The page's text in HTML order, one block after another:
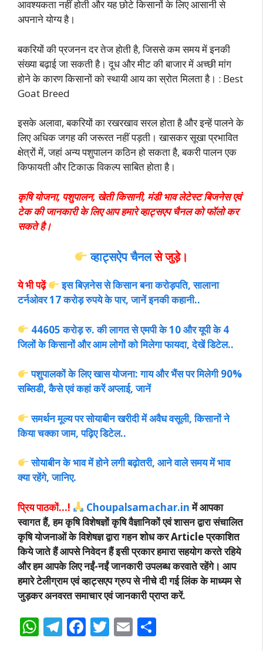
आवश्यकता नहीं होती और यह छोटे किसानों के लिए आसानी से
अपनाने योग्य है।
बकरियों की प्रजनन दर तेज होती है, जिससे कम समय में इनकी
संख्या बढ़ाई जा सकती है। दूध और मीट की बाजार में अच्छी मांग
होने के कारण किसानों को स्थायी आय का स्रोत मिलता है। : Best
Goat Breed
इसके अलावा, बकरियों का रखरखाव सरल होता है और इन्हें पालने के
लिए अधिक जगह की जरूरत नहीं पड़ती। खासकर सूखा प्रभावित
क्षेत्रों में, जहां अन्य पशुपालन कठिन हो सकता है, बकरी पालन एक
किफायती और टिकाऊ विकल्प साबित होता है।
कृषि योजना, पशुपालन, खेती किसानी, मंडी भाव लेटेस्ट बिजनेस एवं
टेक की जानकारी के लिए आप हमारे व्हाट्सएप चैनल को फॉलो कर
सकते है।
व्हाट्सऐप चैनलसे जुड़े।
ये भी पढ़ें
इस बिज़नेस से किसान बना करोड़पति, सालाना
टर्नओवर 17 करोड़ रुपये के पार, जानें इनकी कहानी..
44605 करोड़ रु. की लागत से एमपी के 10 और यूपी के 4
जिलों के किसानों और आम लोगों को मिलेगा फायदा, देखें डिटेल..
पशुपालकों के लिए खास योजना: गाय और भैंस पर मिलेगी 90%
सब्सिडी, कैसे एवं कहां करें अप्लाई, जानें
समर्थन मूल्य पर सोयाबीन खरीदी में अवैध वसूली, किसानों ने
किया चक्का जाम, पढ़िए डिटेल..
सोयाबीन के भाव में होने लगी बढ़ोतरी, आने वाले समय में भाव
क्या रहेंगे, जानिए.
प्रिय पाठकों…! Choupalsamachar.inमें आपका
स्वागत हैं, हम कृषि विशेषज्ञों कृषि वैज्ञानिकों एवं शासन द्वारा संचालित
कृषि योजनाओं के विशेषज्ञ द्वारा गहन शोध कर Article प्रकाशित
किये जाते हैं आपसे निवेदन हैं इसी प्रकार हमारा सहयोग करते रहिये
और हम आपके लिए नईं-नईं जानकारी उपलब्ध करवाते रहेंगे। आप
हमारे टेलीग्राम एवं व्हाट्सएप ग्रुप से नीचे दी गई लिंक के माध्यम से
जुड़कर अनवरत समाचार एवं जानकारी प्राप्त करें.
W T F T E